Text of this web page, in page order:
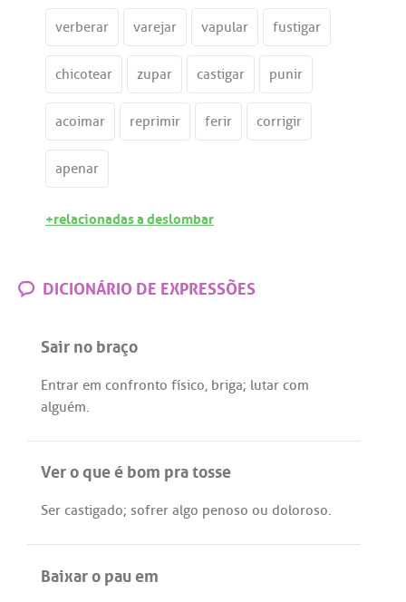
verberar varejar vapular fustigar
chicotear zupar castigar punir
acoimar reprimir ferir corrigir
apenar
+relacionadas a deslombar
DICIONÁRIO DE EXPRESSÕES
Sair no braço
Entrar em confronto físico, briga; lutar com
alguém.
Ver o que é bom pra tosse
Ser castigado; sofrer algo penoso ou doloroso.
Baixar o pau em